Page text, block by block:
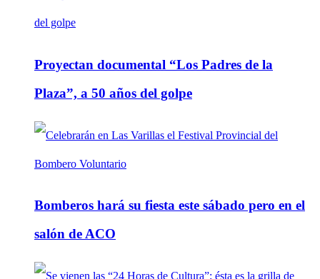
Proyectan documental “Los Padres de la
Plaza”, a 50 años del golpe
Bomberos hará su fiesta este sábado pero en el
salón de ACO